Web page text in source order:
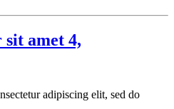
amet 4,
adipiscing elit, sed do